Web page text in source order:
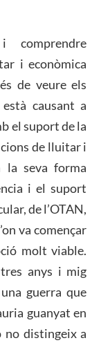
comprendre
i econòmica
de veure els
causant a
el suport de la
de lluitar i
la seva forma
i el suport
de l’OTAN,
va començar
molt viable.
anys i mig
guerra que
guanyat en
no distingeix a